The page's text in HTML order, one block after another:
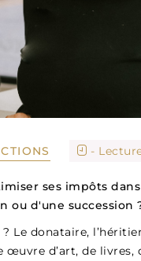
-
ses impôts
ou d'une succession
? Le donataire,
œuvre d’art, de livres,